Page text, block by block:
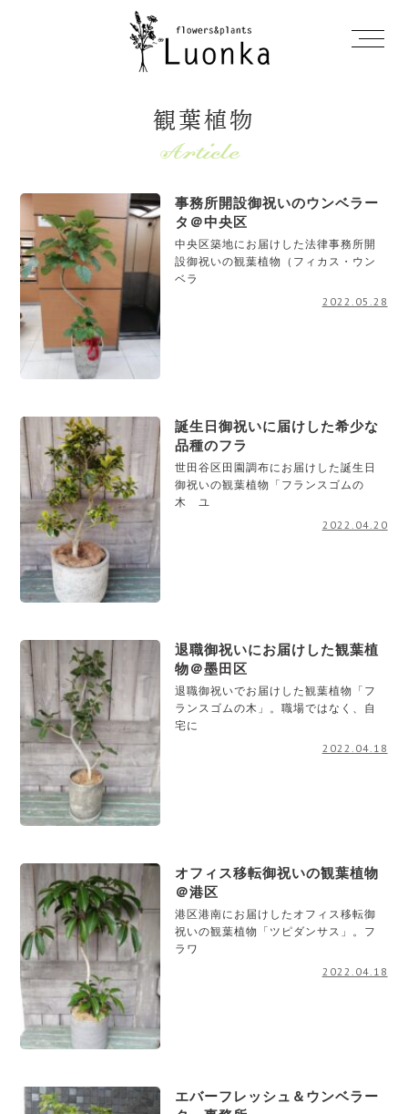
観葉植物
事務所開設御祝いのウンベラー
タ＠中央区
中央区築地にお届けした法律事務所開
設御祝いの観葉植物（フィカス・ウン
ベラ
2022.05.28
誕生日御祝いに届けした希少な
品種のフラ
世田谷区田園調布にお届けした誕生日
御祝いの観葉植物「フランスゴムの
木 ユ
2022.04.20
退職御祝いにお届けした観葉植
物＠墨田区
退職御祝いでお届けした観葉植物「フ
ランスゴムの木」。職場ではなく、自
宅に
2022.04.18
オフィス移転御祝いの観葉植物
＠港区
港区港南にお届けしたオフィス移転御
祝いの観葉植物「ツピダンサス」。フ
ラワ
2022.04.18
エバーフレッシュ＆ウンベラー